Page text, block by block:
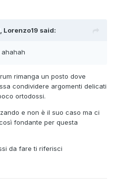
Lorenzo19 said:
rimanga un posto dove
condividere argomenti delicati
ortodossi.
e non è il suo caso ma ci
fondante per questa
da fare ti riferisci